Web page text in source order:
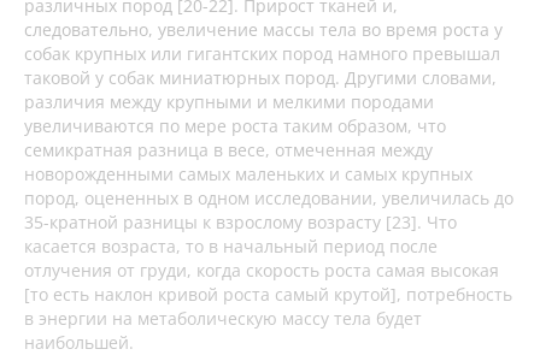
различных пород [20-22]. Прирост тканей и,
следовательно, увеличение массы тела во время роста у
собак крупных или гигантских пород намного превышал
таковой у собак миниатюрных пород. Другими словами,
различия между крупными и мелкими породами
увеличиваются по мере роста таким образом, что
семикратная разница в весе, отмеченная между
новорожденными самых маленьких и самых крупных
пород, оцененных в одном исследовании, увеличилась до
35-кратной разницы к взрослому возрасту [23]. Что
касается возраста, то в начальный период после
отлучения от груди, когда скорость роста самая высокая
[то есть наклон кривой роста самый крутой], потребность
в энергии на метаболическую массу тела будет
наибольшей.